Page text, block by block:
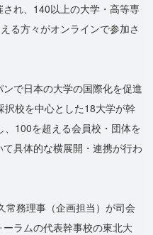
れ、140以上の大学・高等専
る方々がオンラインで参加さ
で日本の大学の国際化を促進
校を中心とした18大学が幹
100を超える会員校・団体を
具体的な横展開・連携が行わ
務理事（企画担当）が司会
ラムの代表幹事校の東北大